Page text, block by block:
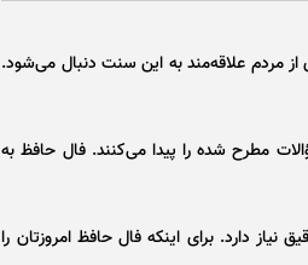
مردم علاقه‌مند به این سنت دنبال می‌شود.
مطرح شده را پیدا می‌کنند. فال حافظ به
دارد. برای اینکه فال حافظ امروزتان را